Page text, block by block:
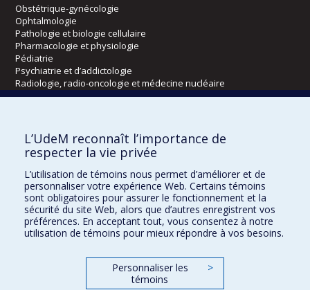
Obstétrique-gynécologie
Ophtalmologie
Pathologie et biologie cellulaire
Pharmacologie et physiologie
Pédiatrie
Psychiatrie et d’addictologie
Radiologie, radio-oncologie et médecine nucléaire
Kinésiologie et des sciences de l’activité physique
Orthophonie et audiologie
Réadaptation
Directions
DPC
CPASS
L’UdeM reconnaît l’importance de
respecter la vie privée
L’utilisation de témoins nous permet d’améliorer et de
personnaliser votre expérience Web. Certains témoins
sont obligatoires pour assurer le fonctionnement et la
sécurité du site Web, alors que d’autres enregistrent vos
préférences. En acceptant tout, vous consentez à notre
utilisation de témoins pour mieux répondre à vos besoins.
Personnaliser les
témoins
>